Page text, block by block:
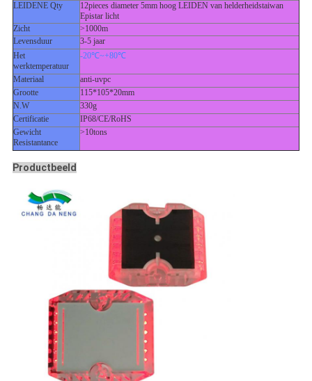
LEIDENE Qty
12pieces diameter 5mm hoog LEIDEN van helderheidstaiwan
Epistar licht
Zicht
>1000m
Levensduur
3-5 jaar
Het
werktemperatuur
-20℃~+80℃
Materiaal
anti-uvpc
Grootte
115*105*20mm
N.W
330g
Certificatie
IP68/CE/RoHS
Gewicht
Resistantance
>10tons
Productbeeld